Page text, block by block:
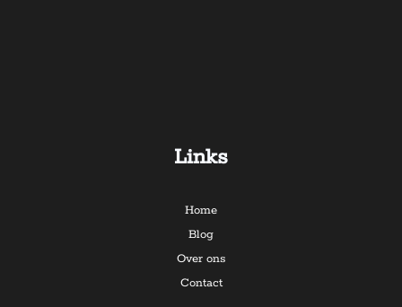
Links
Home
Blog
Over ons
Contact